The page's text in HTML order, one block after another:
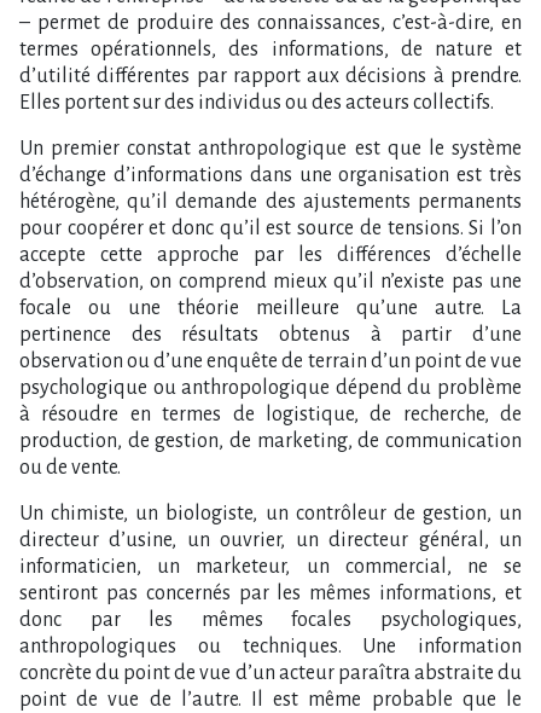
– permet de produire des connaissances, c’est-à-dire, en
termes opérationnels, des informations, de nature et
d’utilité différentes par rapport aux décisions à prendre.
Elles portent sur des individus ou des acteurs collectifs.
Un premier constat anthropologique est que le système
d’échange d’informations dans une organisation est très
hétérogène, qu’il demande des ajustements permanents
pour coopérer et donc qu’il est source de tensions. Si l’on
accepte cette approche par les différences d’échelle
d’observation, on comprend mieux qu’il n’existe pas une
focale ou une théorie meilleure qu’une autre. La
pertinence des résultats obtenus à partir d’une
observation ou d’une enquête de terrain d’un point de vue
psychologique ou anthropologique dépend du problème
à résoudre en termes de logistique, de recherche, de
production, de gestion, de marketing, de communication
ou de vente.
Un chimiste, un biologiste, un contrôleur de gestion, un
directeur d’usine, un ouvrier, un directeur général, un
informaticien, un marketeur, un commercial, ne se
sentiront pas concernés par les mêmes informations, et
donc par les mêmes focales psychologiques,
anthropologiques ou techniques. Une information
concrète du point de vue d’un acteur paraîtra abstraite du
point de vue de l’autre. Il est même probable que le